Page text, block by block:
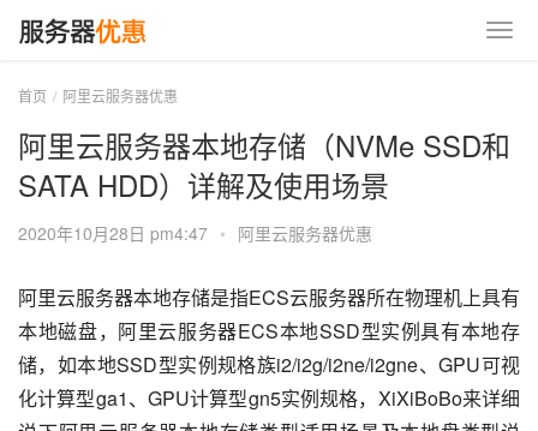
首页 阿里云服务器优惠
阿里云服务器本地存储（NVMe SSD和
SATA HDD）详解及使用场景
2020年10月28日 pm4:47 • 阿里云服务器优惠
阿里云服务器本地存储是指ECS云服务器所在物理机上具有
本地磁盘，阿里云服务器ECS本地SSD型实例具有本地存
储，如本地SSD型实例规格族i2/i2g/i2ne/i2gne、GPU可视
化计算型ga1、GPU计算型gn5实例规格，XiXiBoBo来详细